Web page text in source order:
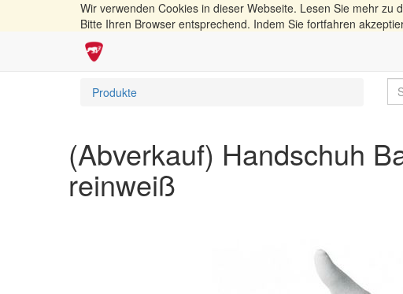
Wir verwenden Cookies in dieser Webseite. Lesen Sie mehr zu
Bitte Ihren Browser entsprechend. Indem Sie fortfahren
Produkte
(Abverkauf) Handschuh
reinweiß